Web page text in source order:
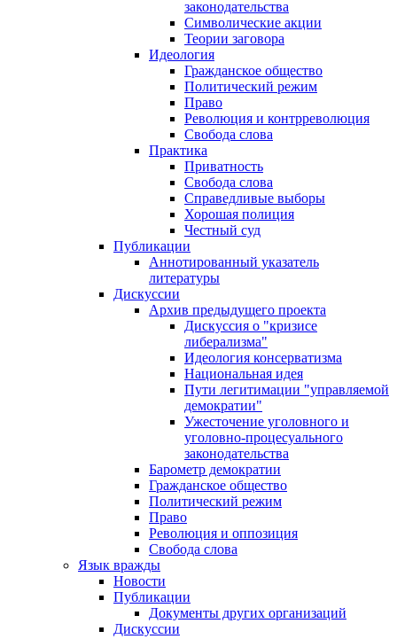
законодательства
Символические акции
Теории заговора
Идеология
Гражданское общество
Политический режим
Право
Революция и контрреволюция
Свобода слова
Практика
Приватность
Свобода слова
Справедливые выборы
Хорошая полиция
Честный суд
Публикации
Аннотированный указатель
литературы
Дискуссии
Архив предыдущего проекта
Дискуссия о "кризисе
либерализма"
Идеология консерватизма
Национальная идея
Пути легитимации "управляемой
демократии"
Ужесточение уголовного и
уголовно-процесуального
законодательства
Барометр демократии
Гражданское общество
Политический режим
Право
Революция и оппозиция
Свобода слова
Язык вражды
Новости
Публикации
Документы других организаций
Дискуссии